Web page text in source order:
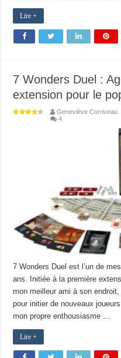
Lire +
7 Wonders Duel :
extension pour le
Geneviève Corriveau
4
7 Wonders Duel est l’un de
ans. Initiée à la première
mon meilleur ami à son
pour initier de nouveaux
mon propre enthousiasme …
Lire +